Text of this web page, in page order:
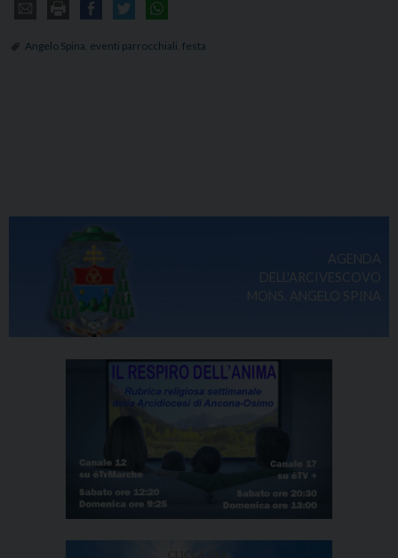
Angelo Spina eventi parrocchiali festa
AGENDA
DELL'ARCIVESCOVO
MONS. ANGELO SPINA